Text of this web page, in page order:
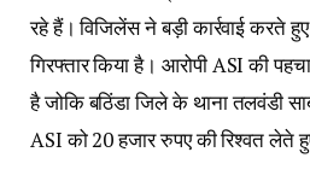
रहे हैं। विजिलेंस ने बड़ी कार्रवाई करते
गिरफ्तार किया है। आरोपी ASI की
है जोकि बठिंडा जिले के थाना तलवंडी
ASI को 20 हजार रुपए की रिश्वत लेते